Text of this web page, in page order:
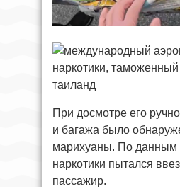
При досмотре его
и багажа было
марихуаны. По данным
наркотики пытался
пассажир.